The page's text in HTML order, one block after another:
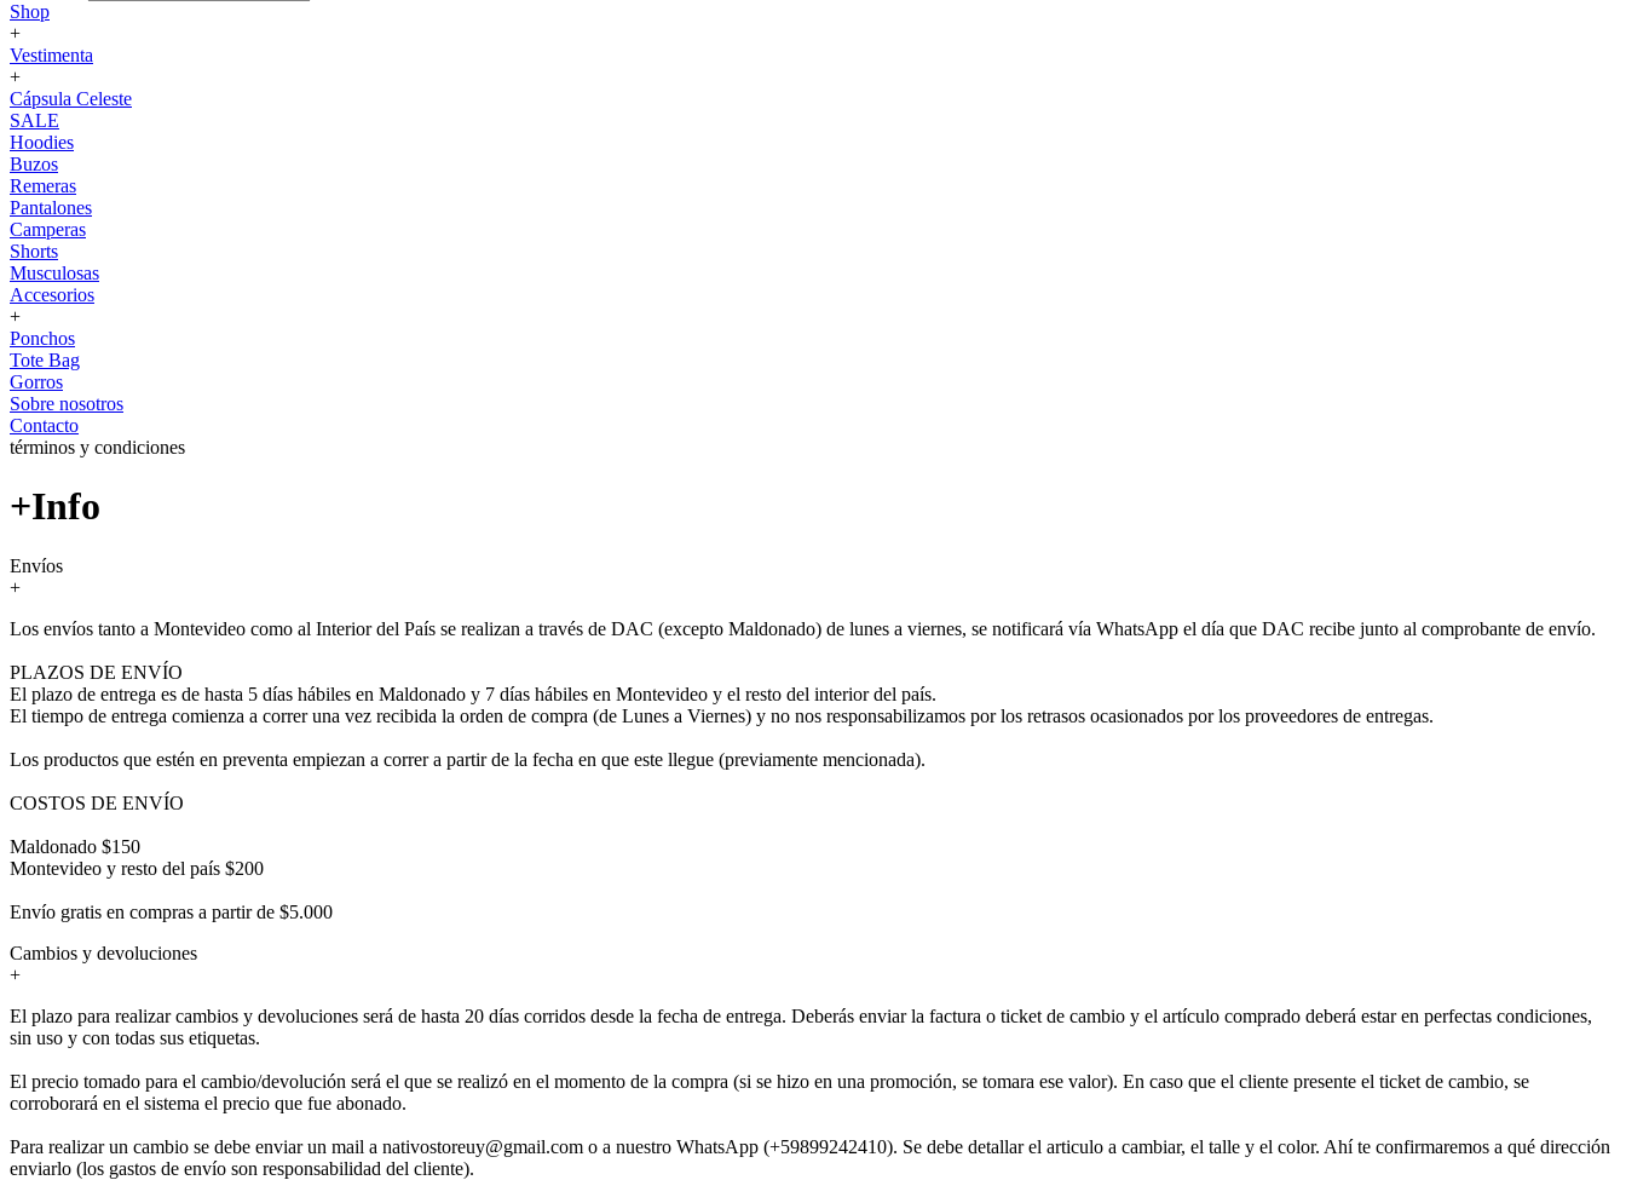
Shop
+
Vestimenta
+
Cápsula Celeste
SALE
Hoodies
Buzos
Remeras
Pantalones
Camperas
Shorts
Musculosas
Accesorios
+
Ponchos
Tote Bag
Gorros
Sobre nosotros
Contacto
términos y condiciones
+Info
Envíos
+
Los envíos tanto a Montevideo como al Interior del País se realizan a través de DAC (excepto Maldonado) de lunes a viernes, se notificará vía WhatsApp el día que DAC recibe junto al comprobante de envío.
PLAZOS DE ENVÍO
El plazo de entrega es de hasta 5 días hábiles en Maldonado y 7 días hábiles en Montevideo y el resto del interior del país.
El tiempo de entrega comienza a correr una vez recibida la orden de compra (de Lunes a Viernes) y no nos responsabilizamos por los retrasos ocasionados por los proveedores de entregas.
Los productos que estén en preventa empiezan a correr a partir de la fecha en que este llegue (previamente mencionada).
COSTOS DE ENVÍO
Maldonado $150
Montevideo y resto del país $200
Envío gratis en compras a partir de $5.000
Cambios y devoluciones
+
El plazo para realizar cambios y devoluciones será de hasta 20 días corridos desde la fecha de entrega. Deberás enviar la factura o ticket de cambio y el artículo comprado deberá estar en perfectas condiciones,
sin uso y con todas sus etiquetas.
El precio tomado para el cambio/devolución será el que se realizó en el momento de la compra (si se hizo en una promoción, se tomara ese valor). En caso que el cliente presente el ticket de cambio, se
corroborará en el sistema el precio que fue abonado.
Para realizar un cambio se debe enviar un mail a nativostoreuy@gmail.com o a nuestro WhatsApp (+59899242410). Se debe detallar el articulo a cambiar, el talle y el color. Ahí te confirmaremos a qué dirección
enviarlo (los gastos de envío son responsabilidad del cliente).